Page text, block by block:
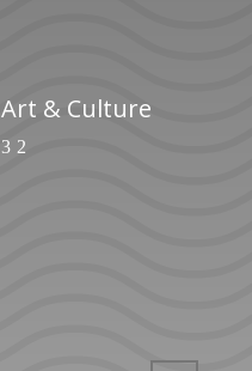
Art & Culture